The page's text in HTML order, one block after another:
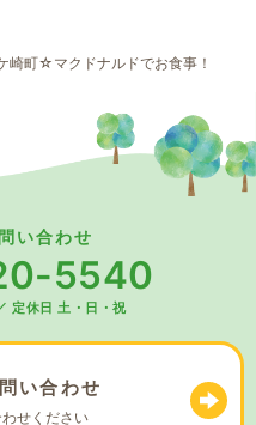
崎町☆マクドナルドでお食事！
い合わせ
5540
定休日 土・日・祝
い合わせ
せください